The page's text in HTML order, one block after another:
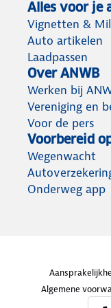
Alles voor je
Vignetten &
Auto artikelen
Laadpassen
Over ANWB
Werken bij
Vereniging en
Voor de pers
Voorbereid
Wegenwacht
Onderweg app
Algemene